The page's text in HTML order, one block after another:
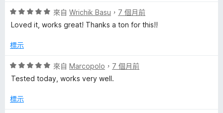
分
5
分
，
分
分
評
價
分
滿
分
分
來自 Wrichik Basu ， 7 個月前
Loved it, works great! Thanks a ton for this!!
標示
評
價
分
來自 Marcopolo ， 7 個月前
Tested today, works very well.
標示